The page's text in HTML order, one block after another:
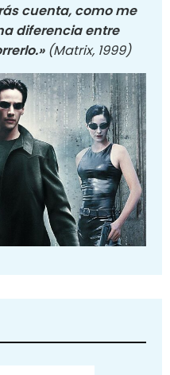
cuenta, como me
diferencia entre
(Matrix, 1999)